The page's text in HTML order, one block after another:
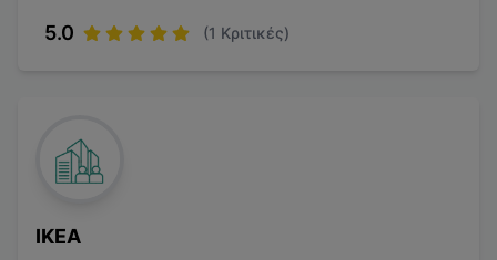
5.0 (1 Κριτικές)
IKEA